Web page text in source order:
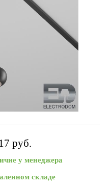
pуб.
у менеджера
складе